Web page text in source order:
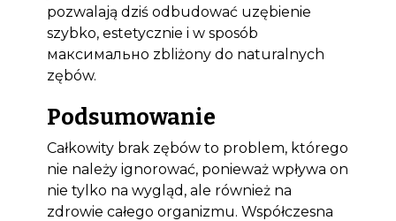
pozwalają dziś odbudować uzębienie
szybko, estetycznie i w sposób
максимально zbliżony do naturalnych
zębów.
Podsumowanie
Całkowity brak zębów to problem, którego
nie należy ignorować, ponieważ wpływa on
nie tylko na wygląd, ale również na
zdrowie całego organizmu. Współczesna